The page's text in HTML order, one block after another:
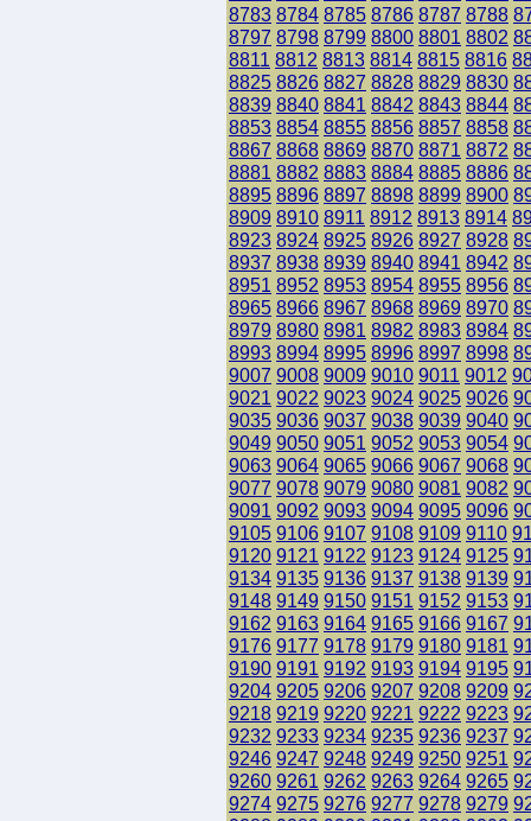
8783 8784 8785 8786 8787 8788
8797 8798 8799 8800 8801 8802
8811 8812 8813 8814 8815 8816
8825 8826 8827 8828 8829 8830
8839 8840 8841 8842 8843 8844
8853 8854 8855 8856 8857 8858
8867 8868 8869 8870 8871 8872
8881 8882 8883 8884 8885 8886
8895 8896 8897 8898 8899 8900
8909 8910 8911 8912 8913 8914
8923 8924 8925 8926 8927 8928
8937 8938 8939 8940 8941 8942
8951 8952 8953 8954 8955 8956
8965 8966 8967 8968 8969 8970
8979 8980 8981 8982 8983 8984
8993 8994 8995 8996 8997 8998
9007 9008 9009 9010 9011 9012
9021 9022 9023 9024 9025 9026
9035 9036 9037 9038 9039 9040
9049 9050 9051 9052 9053 9054
9063 9064 9065 9066 9067 9068
9077 9078 9079 9080 9081 9082
9091 9092 9093 9094 9095 9096
9105 9106 9107 9108 9109 9110
9120 9121 9122 9123 9124 9125
9134 9135 9136 9137 9138 9139
9148 9149 9150 9151 9152 9153
9162 9163 9164 9165 9166 9167
9176 9177 9178 9179 9180 9181
9190 9191 9192 9193 9194 9195
9204 9205 9206 9207 9208 9209
9218 9219 9220 9221 9222 9223
9232 9233 9234 9235 9236 9237
9246 9247 9248 9249 9250 9251
9260 9261 9262 9263 9264 9265
9274 9275 9276 9277 9278 9279